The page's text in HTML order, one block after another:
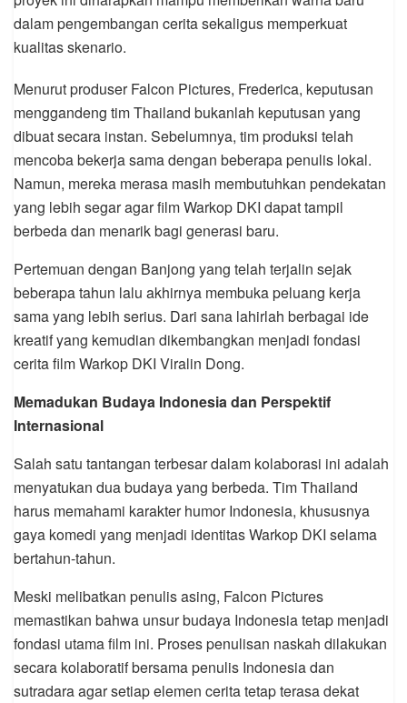
dalam pengembangan cerita sekaligus memperkuat
kualitas skenario.
Menurut produser Falcon Pictures, Frederica, keputusan
menggandeng tim Thailand bukanlah keputusan yang
dibuat secara instan. Sebelumnya, tim produksi telah
mencoba bekerja sama dengan beberapa penulis lokal.
Namun, mereka merasa masih membutuhkan pendekatan
yang lebih segar agar film Warkop DKI dapat tampil
berbeda dan menarik bagi generasi baru.
Pertemuan dengan Banjong yang telah terjalin sejak
beberapa tahun lalu akhirnya membuka peluang kerja
sama yang lebih serius. Dari sana lahirlah berbagai ide
kreatif yang kemudian dikembangkan menjadi fondasi
cerita film Warkop DKI Viralin Dong.
Memadukan Budaya Indonesia dan Perspektif
Internasional
Salah satu tantangan terbesar dalam kolaborasi ini adalah
menyatukan dua budaya yang berbeda. Tim Thailand
harus memahami karakter humor Indonesia, khususnya
gaya komedi yang menjadi identitas Warkop DKI selama
bertahun-tahun.
Meski melibatkan penulis asing, Falcon Pictures
memastikan bahwa unsur budaya Indonesia tetap menjadi
fondasi utama film ini. Proses penulisan naskah dilakukan
secara kolaboratif bersama penulis Indonesia dan
sutradara agar setiap elemen cerita tetap terasa dekat